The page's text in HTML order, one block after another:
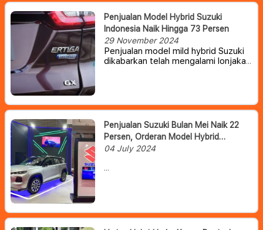
Penjualan Model Hybrid Suzuki
Indonesia Naik Hingga 73 Persen
29 November 2024
Penjualan model mild hybrid Suzuki
dikabarkan telah mengalami lonjakan
Penjualan Suzuki Bulan Mei Naik 22
Persen, Orderan Model Hybrid
Mendominasi
04 July 2024
penjualan Suzuki pada periode
tersebut ditopang oleh kendaraan